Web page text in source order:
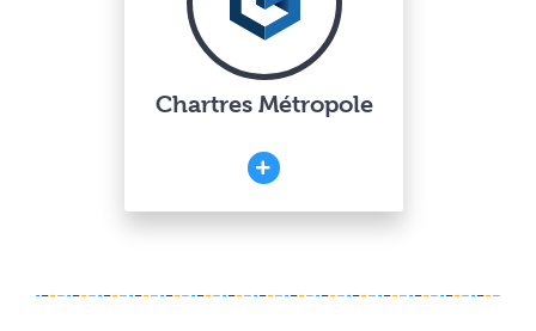
Chartres Métropole